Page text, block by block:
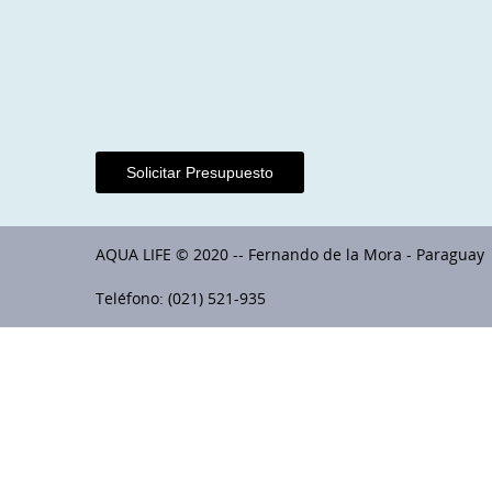
Solicitar Presupuesto
AQUA LIFE © 2020 -- Fernando de la Mora - Paraguay
Teléfono: (021) 521-935